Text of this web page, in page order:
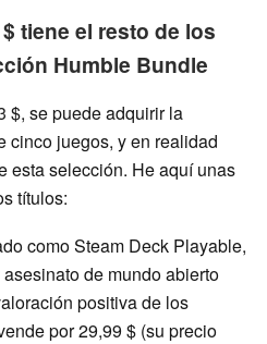
tiene el resto de los
Humble Bundle
$, se puede adquirir la
cinco juegos, y en realidad
esta selección. He aquí unas
títulos:
como Steam Deck Playable,
de mundo abierto
positiva de los
por 29,99 $ (su precio